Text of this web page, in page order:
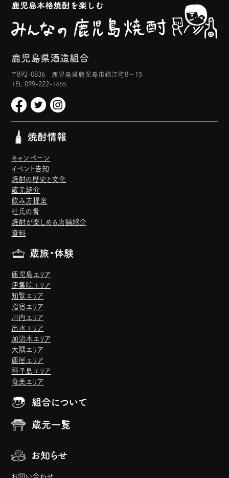
鹿児島県酒造組合
〒892-0836 鹿児島県鹿児島市錦江町8−15
TEL 099-222-1455
焼酎情報
キャンペーン
イベント告知
焼酎の歴史と文化
蔵元紹介
飲み方提案
杜氏の肴
焼酎が楽しめる店舗紹介
資料
蔵旅・体験
鹿児島エリア
伊集院エリア
知覧エリア
指宿エリア
川内エリア
出水エリア
加治木エリア
大隅エリア
鹿屋エリア
種子島エリア
奄美エリア
組合について
蔵元一覧
お知らせ
お問い合わせ